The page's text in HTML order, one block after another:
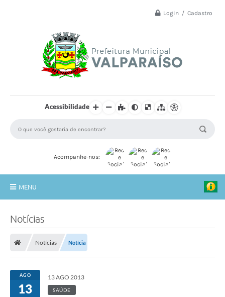
Login / Cadastro
Acessibilidade
Acompanhe-nos:
MENU
SECRETARIA E DEPARTAMENTOS
Planos Municipais
Notícias
Notícias Notícia
AGO
13
13 AGO 2013
SAÚDE